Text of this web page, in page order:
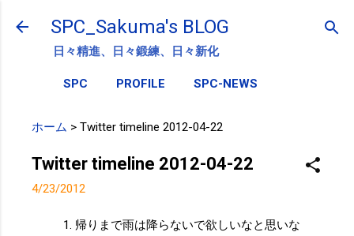
スキップしてメイン コンテンツに移動
SPC_Sakuma's BLOG
日々精進、日々鍛練、日々新化
SPC PROFILE SPC-NEWS
ホーム > Twitter timeline 2012-04-22
Twitter timeline 2012-04-22
4/23/2012
帰りまで雨は降らないで欲しいなと思いな